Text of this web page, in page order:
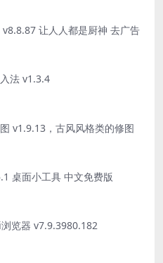
v8.8.87 让人人都是厨神 去广告
法 v1.3.4
v1.9.13，古风风格类的修图
桌面小工具 中文免费版
览器 v7.9.3980.182